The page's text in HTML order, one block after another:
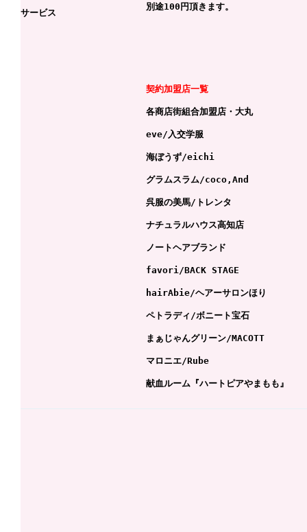
サービス
別途100円頂きます。
契約加盟店一覧
各商店街組合加盟店・大丸
eve/入交学服
海ぼうず/eichi
グラムスラム/coco,And
呉服の美馬/トレンタ
ナチュラルハウス高知店
ノートヘアブランド
favori/BACK STAGE
hairAbie/ヘアーサロンほり
ペトラディ/ボニート宝石
まぁじゃんグリーン/MACOTT
マロニエ/Rube
献血ルーム『ハートピアやまもも』